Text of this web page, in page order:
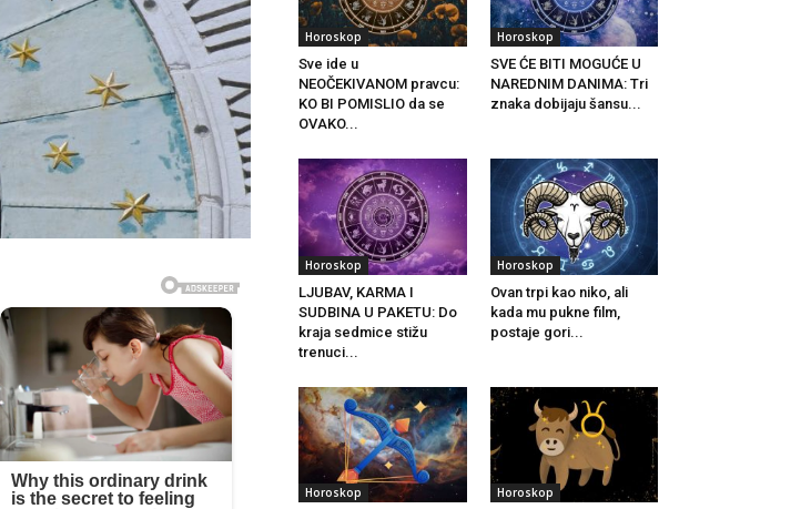
Horoskop
Sve ide u
NEOČEKIVANOM pravcu:
KO BI POMISLIO da se
OVAKO...
Horoskop
SVE ĆE BITI MOGUĆE U
NAREDNIM DANIMA: Tri
znaka dobijaju šansu...
Horoskop
LJUBAV, KARMA I
SUDBINA U PAKETU: Do
kraja sedmice stižu
trenuci...
Horoskop
Ovan trpi kao niko, ali
kada mu pukne film,
postaje gori...
Horoskop Horoskop